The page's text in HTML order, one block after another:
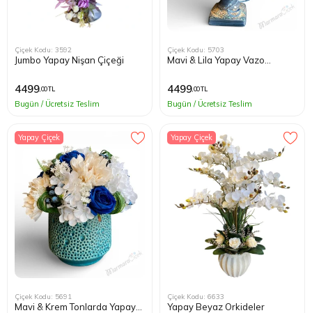
Çiçek Kodu: 3592
Jumbo Yapay Nişan Çiçeği
4499,00 TL
Bugün / Ücretsiz Teslim
Çiçek Kodu: 5703
Mavi & Lila Yapay Vazo
4499,00 TL
Bugün / Ücretsiz Teslim
Yapay Çiçek
Çiçek Kodu: 5691
Mavi & Krem Tonlarda Yapay
Yapay Çiçek
Çiçek Kodu: 6633
Yapay Beyaz Orkideler